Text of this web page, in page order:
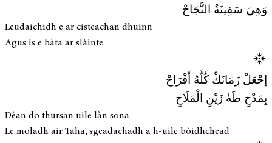
وَهِيَ سَفِينَةُ النَّجَاحْ
Leudaichidh e ar cisteachan dhuinn
Agus is e bàta ar slàinte
إجْعَلْ زَمَانَكْ كُلَّهُ أَفْرَاحْ
بِمَدْحِ طَهٰ زَيْنِ الْمَلَاحِ
Dèan do thursan uile làn sona
Le moladh air Tahā, sgeadachadh a h-uile bòidhchead